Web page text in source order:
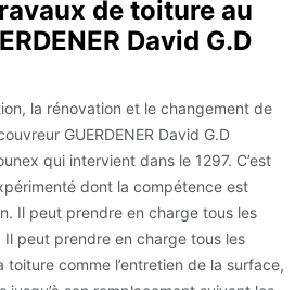
de toiture au
David G.D
la rénovation et le changement de
GUERDENER David G.D
qui intervient dans le 1297. C’est
dont la compétence est
Il peut prendre en charge tous les
peut prendre en charge tous les
comme l’entretien de la surface,